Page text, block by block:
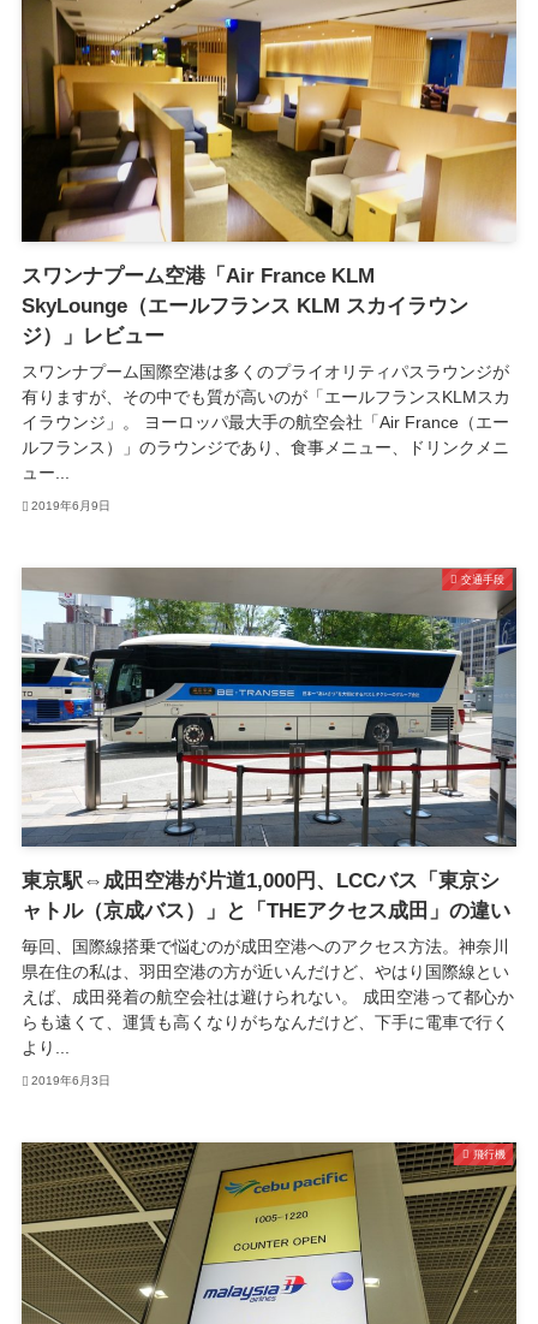
スワンナプーム空港「Air France KLM
SkyLounge（エールフランス KLM スカイラウン
ジ）」レビュー
スワンナプーム国際空港は多くのプライオリティパスラウンジが
有りますが、その中でも質が高いのが「エールフランスKLMスカ
イラウンジ」。 ヨーロッパ最大手の航空会社「Air France（エー
ルフランス）」のラウンジであり、食事メニュー、ドリンクメニ
ュー...
2019年6月9日
交通手段
東京駅⇔成田空港が片道1,000円、LCCバス「東京シ
ャトル（京成バス）」と「THEアクセス成田」の違い
毎回、国際線搭乗で悩むのが成田空港へのアクセス方法。神奈川
県在住の私は、羽田空港の方が近いんだけど、やはり国際線とい
えば、成田発着の航空会社は避けられない。 成田空港って都心か
らも遠くて、運賃も高くなりがちなんだけど、下手に電車で行く
より...
2019年6月3日
飛行機